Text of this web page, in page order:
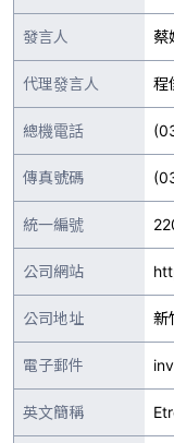
發言人 蔡
代理發言人 程
總機電話
傳真號碼
統一編號
公司網站
公司地址 新
電子郵件
英文簡稱